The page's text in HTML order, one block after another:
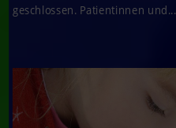
geschlossen. Patientinnen und...